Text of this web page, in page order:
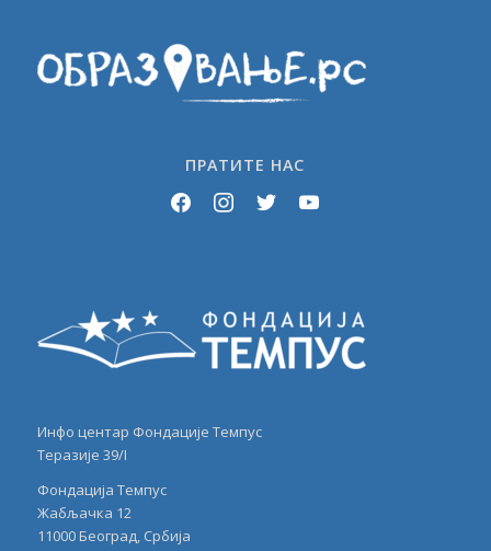
ПРАТИТЕ НАС
facebookinstagramtwitteryoutube
Инфо центар Фондације Темпус
Теразије 39/I
Фондација Темпус
Жабљачка 12
11000 Београд, Србија